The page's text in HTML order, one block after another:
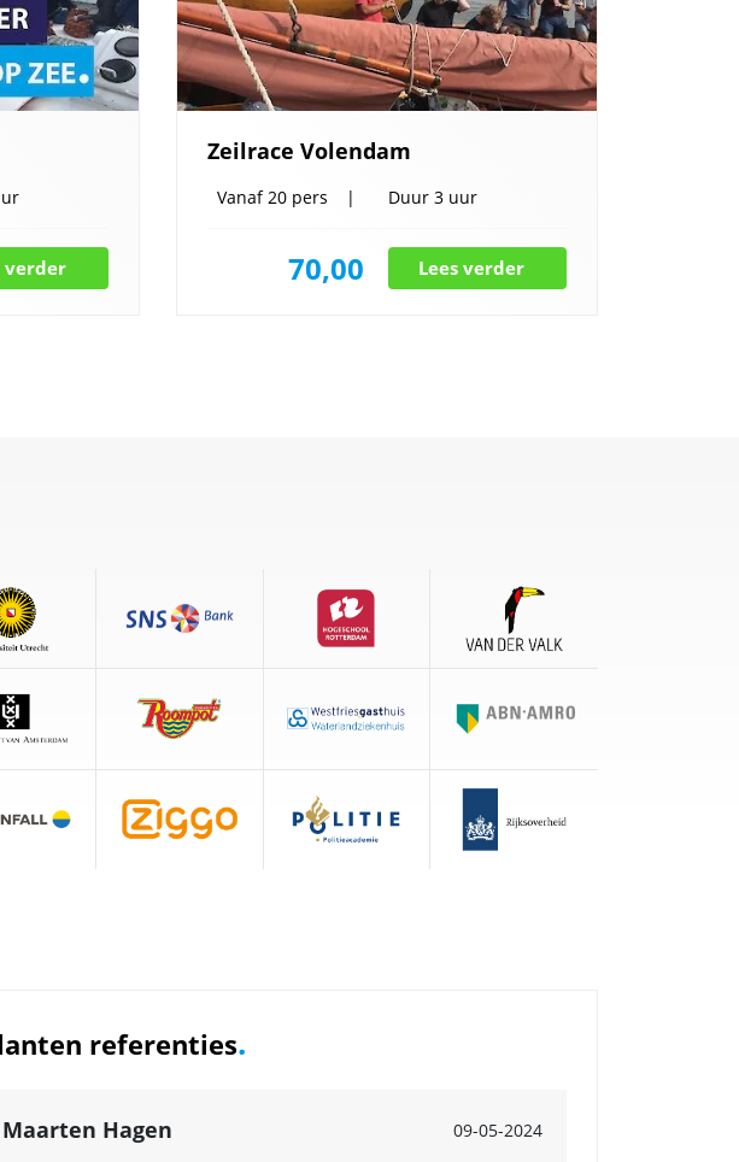
verder
Zeilrace Volendam
Vanaf20 pers Duur 3 uur
70,00 Lees verder
referenties.
Maarten Hagen 09-05-2024